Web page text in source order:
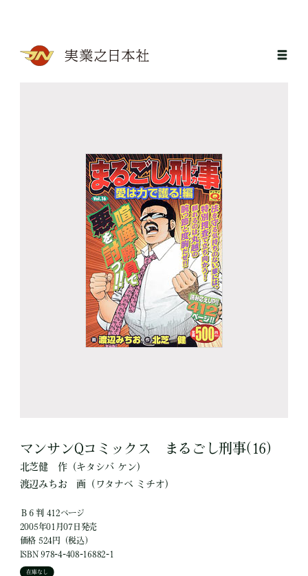
マンサンQコミックス まるごし刑事(16)
北芝健 作（キタシバ ケン）
渡辺みちお
画 （ワタナベ ミチオ）
Ｂ６判 412ページ
2005年01月07日発売
価格 524円（税込）
ISBN 978-4-408-16882-1
在庫なし